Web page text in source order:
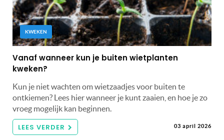
KWEKEN
Vanaf wanneer kun je buiten wietplanten
kweken?
Kun je niet wachten om wietzaadjes voor buiten te
ontkiemen? Lees hier wanneer je kunt zaaien, en hoe je zo
vroeg mogelijk kan beginnen.
LEES VERDER 03 april 2026